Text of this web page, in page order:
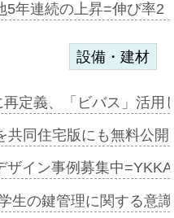
5年連続の上昇=伸び率
設備・建材
定義、「ビバス」活
共同住宅版にも無料公
ザイン事例募集中
生の鍵管理に関する意